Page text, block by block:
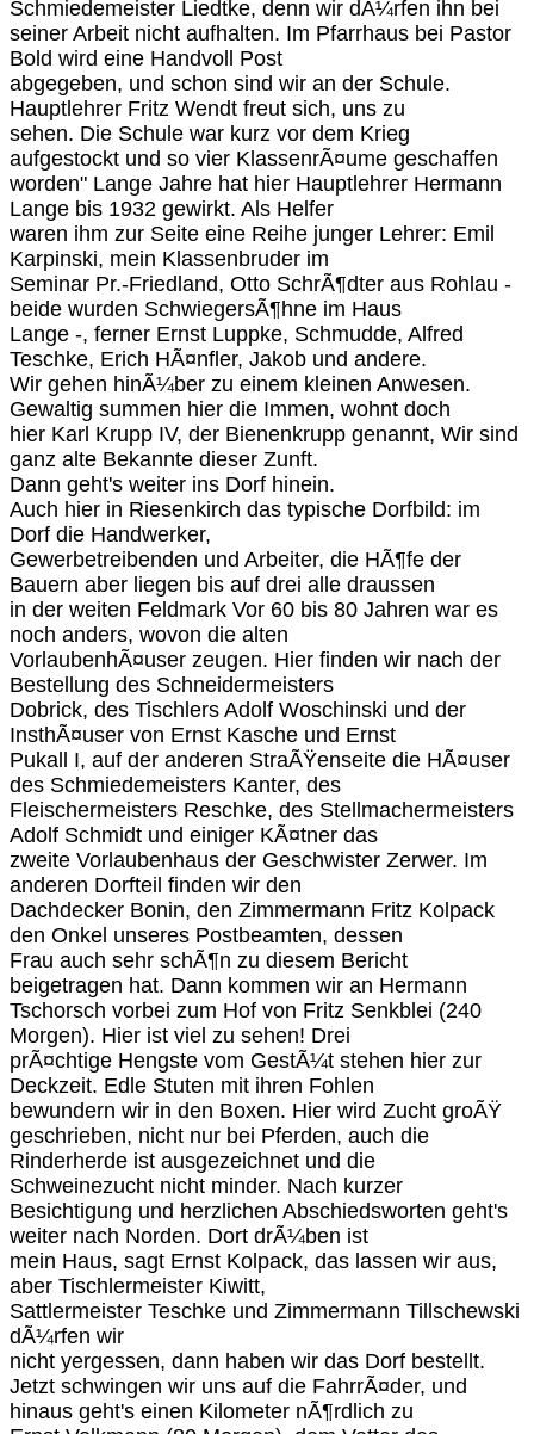
Schmiedemeister Liedtke, denn wir dÃ¼rfen ihn bei
seiner Arbeit nicht aufhalten. Im Pfarrhaus bei Pastor
Bold wird eine Handvoll Post
abgegeben, und schon sind wir an der Schule.
Hauptlehrer Fritz Wendt freut sich, uns zu
sehen. Die Schule war kurz vor dem Krieg
aufgestockt und so vier KlassenrÃ¤ume geschaffen
worden" Lange Jahre hat hier Hauptlehrer Hermann
Lange bis 1932 gewirkt. Als Helfer
waren ihm zur Seite eine Reihe junger Lehrer: Emil
Karpinski, mein Klassenbruder im
Seminar Pr.-Friedland, Otto SchrÃ¶dter aus Rohlau -
beide wurden SchwiegersÃ¶hne im Haus
Lange -, ferner Ernst Luppke, Schmudde, Alfred
Teschke, Erich HÃ¤nfler, Jakob und andere.
Wir gehen hinÃ¼ber zu einem kleinen Anwesen.
Gewaltig summen hier die Immen, wohnt doch
hier Karl Krupp IV, der Bienenkrupp genannt, Wir sind
ganz alte Bekannte dieser Zunft.
Dann geht's weiter ins Dorf hinein.
Auch hier in Riesenkirch das typische Dorfbild: im
Dorf die Handwerker,
Gewerbetreibenden und Arbeiter, die HÃ¶fe der
Bauern aber liegen bis auf drei alle draussen
in der weiten Feldmark Vor 60 bis 80 Jahren war es
noch anders, wovon die alten
VorlaubenhÃ¤user zeugen. Hier finden wir nach der
Bestellung des Schneidermeisters
Dobrick, des Tischlers Adolf Woschinski und der
InsthÃ¤user von Ernst Kasche und Ernst
Pukall I, auf der anderen StraÃŸenseite die HÃ¤user
des Schmiedemeisters Kanter, des
Fleischermeisters Reschke, des Stellmachermeisters
Adolf Schmidt und einiger KÃ¤tner das
zweite Vorlaubenhaus der Geschwister Zerwer. Im
anderen Dorfteil finden wir den
Dachdecker Bonin, den Zimmermann Fritz Kolpack
den Onkel unseres Postbeamten, dessen
Frau auch sehr schÃ¶n zu diesem Bericht
beigetragen hat. Dann kommen wir an Hermann
Tschorsch vorbei zum Hof von Fritz Senkblei (240
Morgen). Hier ist viel zu sehen! Drei
prÃ¤chtige Hengste vom GestÃ¼t stehen hier zur
Deckzeit. Edle Stuten mit ihren Fohlen
bewundern wir in den Boxen. Hier wird Zucht groÃŸ
geschrieben, nicht nur bei Pferden, auch die
Rinderherde ist ausgezeichnet und die
Schweinezucht nicht minder. Nach kurzer
Besichtigung und herzlichen Abschiedsworten geht's
weiter nach Norden. Dort drÃ¼ben ist
mein Haus, sagt Ernst Kolpack, das lassen wir aus,
aber Tischlermeister Kiwitt,
Sattlermeister Teschke und Zimmermann Tillschewski
dÃ¼rfen wir
nicht yergessen, dann haben wir das Dorf bestellt.
Jetzt schwingen wir uns auf die FahrrÃ¤der, und
hinaus geht's einen Kilometer nÃ¶rdlich zu